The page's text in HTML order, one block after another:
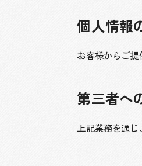
個人情報
お客様からご提
第三者へ
上記業務を通じ